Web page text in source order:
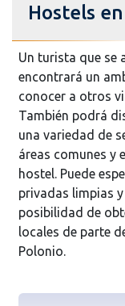
Hostels
Un turista que se
encontrará un
conocer a otros
También podrá
una variedad de
áreas comunes y
hostel. Puede
privadas limpias
posibilidad de
locales de parte
Polonio.